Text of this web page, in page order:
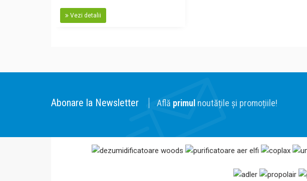
Vezi detalii
Abonare la Newsletter Află primul noutățile și promoțiile!